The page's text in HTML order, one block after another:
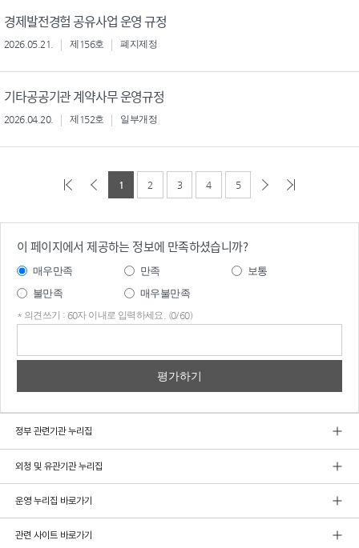
경제발전경험 공유사업 운영 규정
2026.05.21. 제156호 폐지제정
기타공공기관 계약사무 운영규정
2026.04.20. 제152호 일부개정
1 2 3 4 5
이 페이지에서 제공하는 정보에 만족하셨습니까?
매우만족 만족
보통
불만족
매우불만족
* 의견쓰기 : 60자 이내로 입력하세요. (0/60)
정부 관련기관 누리집
외청 및 유관기관 누리집
운영 누리집 바로가기
관련 사이트 바로가기